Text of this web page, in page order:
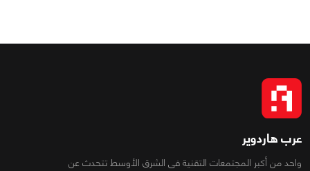
عرب هاردوير
واحد من أكبر المجتمعات التقنية فى الشرق الأوسط تتحدث عن